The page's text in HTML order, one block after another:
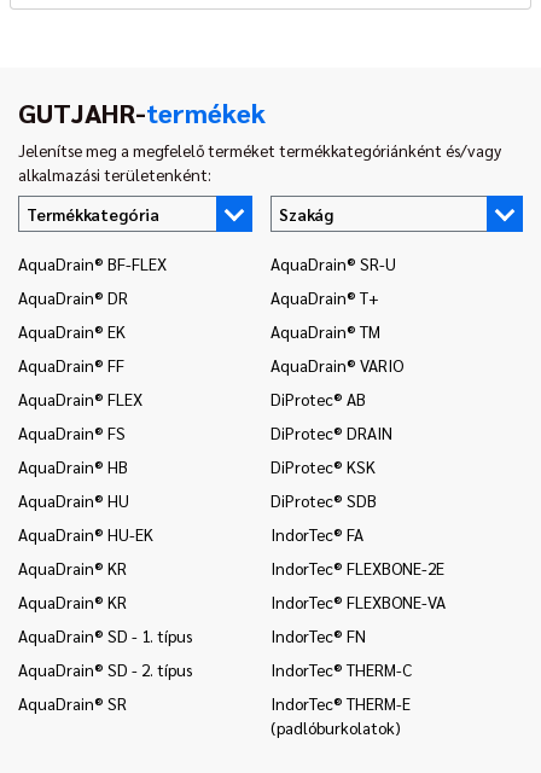
GUTJAHR-termékek
Jelenítse meg a megfelelő terméket termékkategóriánként és/vagy
alkalmazási területenként:
Termékkategória
Szakág
AquaDrain® BF-FLEX
AquaDrain® DR
AquaDrain® EK
AquaDrain® FF
AquaDrain® FLEX
AquaDrain® FS
AquaDrain® HB
AquaDrain® HU
AquaDrain® HU-EK
AquaDrain® KR
AquaDrain® KR
AquaDrain® SD - 1. típus
AquaDrain® SD - 2. típus
AquaDrain® SR
AquaDrain® SR-U
AquaDrain® T+
AquaDrain® TM
AquaDrain® VARIO
DiProtec® AB
DiProtec® DRAIN
DiProtec® KSK
DiProtec® SDB
IndorTec® FA
IndorTec® FLEXBONE-2E
IndorTec® FLEXBONE-VA
IndorTec® FN
IndorTec® THERM-C
IndorTec® THERM-E
(padlóburkolatok)